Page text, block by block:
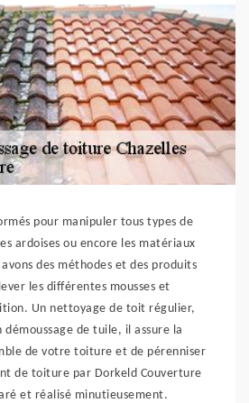
pour manipuler tous types de
ardoises ou encore les matériaux
des méthodes et des produits
les différentes mousses et
Un nettoyage de toit régulier,
démoussage de tuile, il assure la
de votre toiture et de pérenniser
de toiture par Dorkeld Couverture
et réalisé minutieusement.